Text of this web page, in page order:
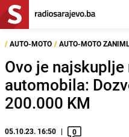
/ AUTO-MOTO / AUTO-MOTO
Ovo je
automobila:
200.000 KM
05.10.23. 16:50 0